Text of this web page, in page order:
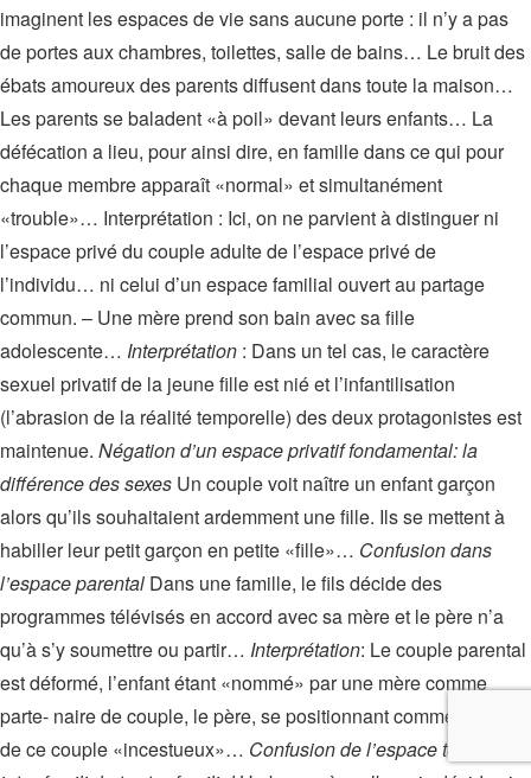
imaginent les espaces de vie sans aucune porte : il n’y a pas
de portes aux chambres, toilettes, salle de bains… Le bruit des
ébats amoureux des parents diffusent dans toute la maison…
Les parents se baladent «à poil» devant leurs enfants… La
défécation a lieu, pour ainsi dire, en famille dans ce qui pour
chaque membre apparaît «normal» et simultanément
«trouble»… Interprétation : Ici, on ne parvient à distinguer ni
l’espace privé du couple adulte de l’espace privé de
l’individu… ni celui d’un espace familial ouvert au partage
commun. – Une mère prend son bain avec sa fille
adolescente… Interprétation : Dans un tel cas, le caractère
sexuel privatif de la jeune fille est nié et l’infantilisation
(l’abrasion de la réalité temporelle) des deux protagonistes est
maintenue. Négation d’un espace privatif fondamental: la
différence des sexes Un couple voit naître un enfant garçon
alors qu’ils souhaitaient ardemment une fille. Ils se mettent à
habiller leur petit garçon en petite «fille»… Confusion dans
l’espace parental Dans une famille, le fils décide des
programmes télévisés en accord avec sa mère et le père n’a
qu’à s’y soumettre ou partir… Interprétation: Le couple parental
est déformé, l’enfant étant «nommé» par une mère comme
parte- naire de couple, le père, se positionnant comme l’enfant
de ce couple «incestueux»… Confusion de l’espace temporel,